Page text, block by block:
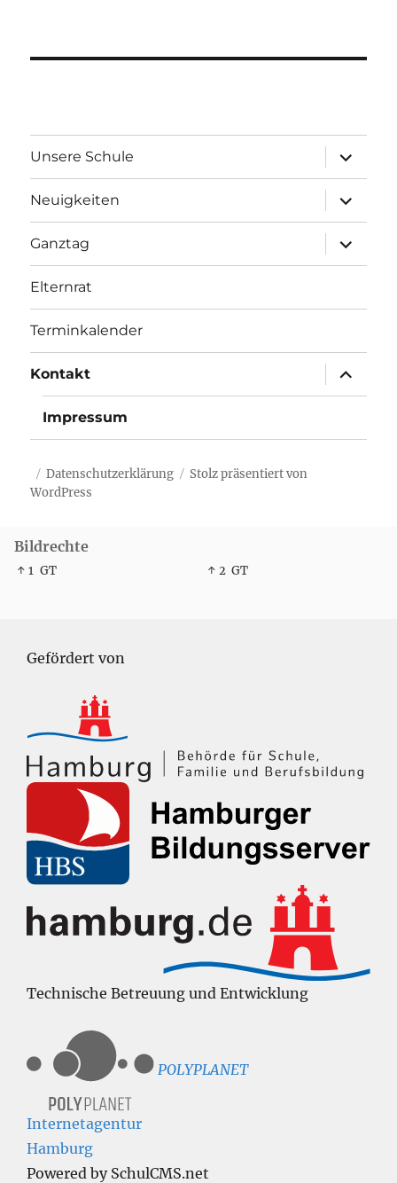
Unsere Schule
öffnen
Neuigkeiten
öffnen
Ganztag
öffnen
Elternrat
Terminkalender
Kontakt
öffnen
Impressum
Datenschutzerklärung
Stolz präsentiert von
WordPress
Bildrechte
↑ 1 GT ↑ 2 GT
Gefördert von
Technische Betreuung und Entwicklung
POLYPLANET
Internetagentur
Hamburg
Powered by SchulCMS.net